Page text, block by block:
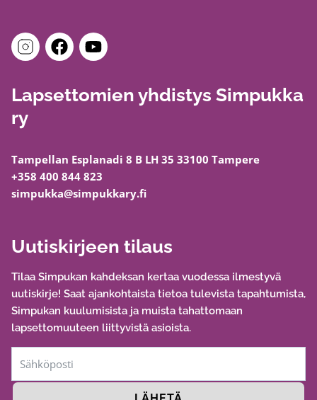
Lapsettomien yhdistys Simpukka
ry
Tampellan Esplanadi 8 B LH 35 33100 Tampere
+358 400 844 823
simpukka@simpukkary.fi
Uutiskirjeen tilaus
Tilaa Simpukan kahdeksan kertaa vuodessa ilmestyvä
uutiskirje! Saat ajankohtaista tietoa tulevista tapahtumista,
Simpukan kuulumisista ja muista tahattomaan
lapsettomuuteen liittyvistä asioista.